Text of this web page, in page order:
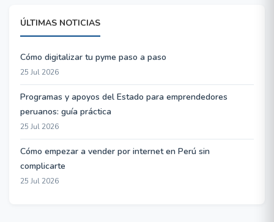
ÚLTIMAS NOTICIAS
Cómo digitalizar tu pyme paso a paso
25 Jul 2026
Programas y apoyos del Estado para emprendedores
peruanos: guía práctica
25 Jul 2026
Cómo empezar a vender por internet en Perú sin
complicarte
25 Jul 2026